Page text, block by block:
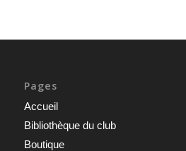
Pages
Accueil
Bibliothèque du club
Boutique